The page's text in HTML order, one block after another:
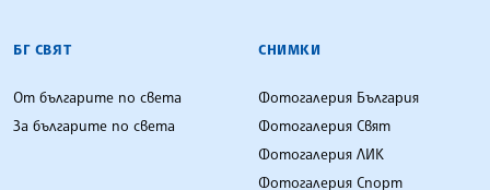
БГ СВЯТ
От българите по света
За българите по света
СНИМКИ
Фотогалерия България
Фотогалерия Свят
Фотогалерия ЛИК
Фотогалерия Спорт